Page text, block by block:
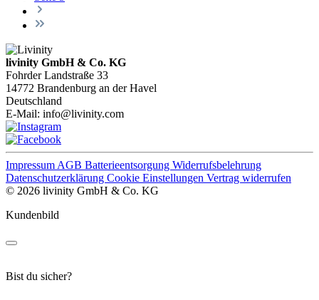
livinity GmbH & Co. KG
Fohrder Landstraße 33
14772 Brandenburg an der Havel
Deutschland
E-Mail: info@livinity.com
Impressum AGB Batterieentsorgung Widerrufsbelehrung
Datenschutzerklärung Cookie Einstellungen Vertrag widerrufen
© 2026 livinity GmbH & Co. KG
Kundenbild
Bist du sicher?